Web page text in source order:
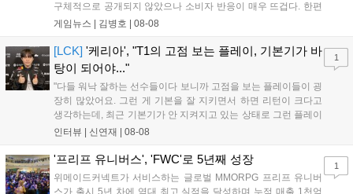
구체적으로 공개되지 않았으나 소비자 반응이 매우 뜨겁다. 한편
11월 19일 PS5와 Xbox 시리즈 X|S로 정식 출시될 예정이며, 록
상 'Grand Theft Auto VI: An Extended Look'을 최초 공개할 계획
이다....
게임뉴스 | 김병호 08-08
[LCK] '케리아', "T1의 고점 보는 플레이, 기본기가 바
탕이 되어야..."
"다들 워낙 잘하는 선수들이다 보니까 고점을 보는 플레이들이 굉
장히 많았어요. 그런 게 기본을 잘 지키면서 하면 리턴이 크다고
생각하는데, 최근 기본기가 안 지켜지고 있는 상태로 그런 플레이
를 추구하다 보니까 팀적으로 안 좋은 사고가 계속 많이 났던 것
LoL 챔피언스 코리아(LCK)'...
인터뷰 | 신연재 08-08
1
'프리프 유니버스', 'FWC'로 5년째 성장
위메이드커넥트가 서비스하는 글로벌 MMORPG 프리프 유니버
1